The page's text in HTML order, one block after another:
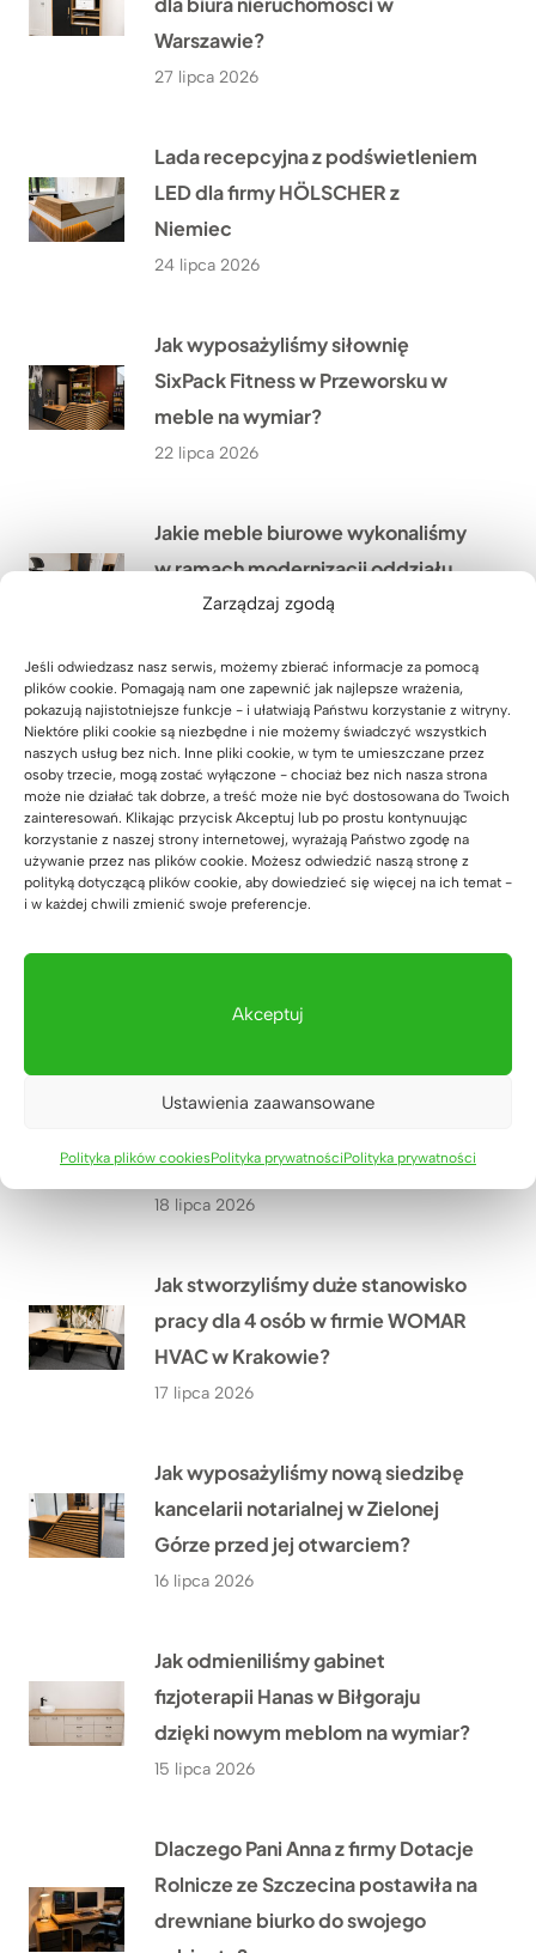
Zarządzaj zgodą
Jeśli odwiedzasz nasz serwis, możemy zbierać informacje za pomocą
plików cookie. Pomagają nam one zapewnić jak najlepsze wrażenia,
pokazują najistotniejsze funkcje - i ułatwiają Państwu korzystanie z witryny.
Niektóre pliki cookie są niezbędne i nie możemy świadczyć wszystkich
naszych usług bez nich. Inne pliki cookie, w tym te umieszczane przez
osoby trzecie, mogą zostać wyłączone - chociaż bez nich nasza strona
może nie działać tak dobrze, a treść może nie być dostosowana do Twoich
zainteresowań. Klikając przycisk Akceptuj lub po prostu kontynuując
korzystanie z naszej strony internetowej, wyrażają Państwo zgodę na
używanie przez nas plików cookie. Możesz odwiedzić naszą stronę z
polityką dotyczącą plików cookie, aby dowiedzieć się więcej na ich temat -
i w każdej chwili zmienić swoje preferencje.
Akceptuj
Ustawienia zaawansowane
Polityka plików cookiesPolityka prywatnościPolityka prywatności
Warszawie?
27 lipca 2026
Lada recepcyjna z podświetleniem
LED dla firmy HÖLSCHER z
Niemiec
24 lipca 2026
Jak wyposażyliśmy siłownię
SixPack Fitness w Przeworsku w
meble na wymiar?
22 lipca 2026
Jakie meble biurowe wykonaliśmy
w ramach modernizacji oddziału
PGE w Szczecinie?
Co przekonało Pana Artura z
Krakowa do narożnego biurka z
dębowym blatem?
20 lipca 2026
Jak urządzić nowoczesny gabinet
19 lipca 2026
Jak dopasowaliśmy biurko
Grzegorza niedaleko Rzeszowa?
18 lipca 2026
Jak stworzyliśmy duże stanowisko
pracy dla 4 osób w firmie WOMAR
HVAC w Krakowie?
17 lipca 2026
Jak wyposażyliśmy nową siedzibę
kancelarii notarialnej w Zielonej
Górze przed jej otwarciem?
16 lipca 2026
Jak odmieniliśmy gabinet
fizjoterapii Hanas w Biłgoraju
dzięki nowym meblom na wymiar?
15 lipca 2026
Dlaczego Pani Anna z firmy Dotacje
Rolnicze ze Szczecina postawiła na
drewniane biurko do swojego